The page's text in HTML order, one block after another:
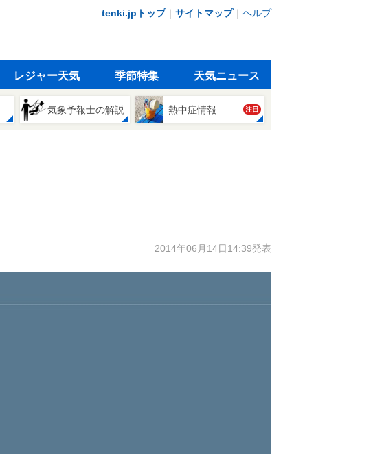
tenki.jpトップ｜ サイトマップ｜ ヘルプ
レジャー天気 季節特集 天気ニュース
気象予報士の解説 熱中症情報 注目
2014年06月14日14:39発表